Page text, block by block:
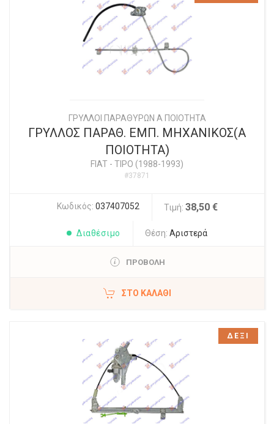
ΓΡΥΛΛΟΙ ΠΑΡΑΘΥΡΩΝ Α ΠΟΙΟΤΗΤΑ
ΓΡΥΛΛΟΣ ΠΑΡΑΘ. ΕΜΠ. ΜΗΧΑΝΙΚΟΣ(Α
ΠΟΙΟΤΗΤΑ)
FIAT - TIPO (1988-1993)
#37871
Κωδικός: 037407052 Τιμή: 38,50 €
Διαθέσιμο Θέση: Αριστερά
ΠΡΟΒΟΛΗ
ΣΤΟ ΚΑΛΆΘΙ
ΔΕΞΙ